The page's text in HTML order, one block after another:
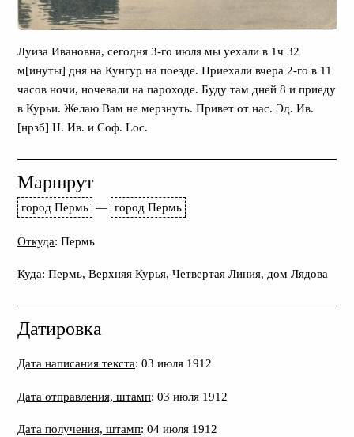
Луиза Ивановна, сегодня 3-го июля мы уехали в 1ч 32
м[инуты] дня на Кунгур на поезде. Приехали вчера 2-го в 11
часов ночи, ночевали на пароходе. Буду там дней 8 и приеду
в Курьи. Желаю Вам не мерзнуть. Привет от нас. Эд. Ив.
[нрзб] Н. Ив. и Соф. Loc.
Маршрут
город Пермь — город Пермь
Откуда: Пермь
Куда: Пермь, Верхняя Курья, Четвертая Линия, дом Лядова
Датировка
Дата написания текста: 03 июля 1912
Дата отправления, штамп: 03 июля 1912
Дата получения, штамп: 04 июля 1912